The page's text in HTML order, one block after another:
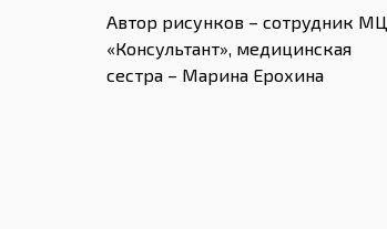
Автор рисунков – сотрудник МЦ
«Консультант», медицинская
сестра – Марина Ерохина